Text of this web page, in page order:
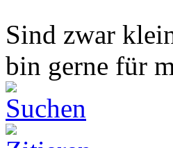
Sind zwar
bin gerne für